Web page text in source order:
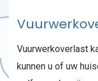
Vuurwerkoverlast
kunnen u of uw